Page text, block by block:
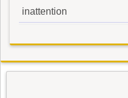
inattention